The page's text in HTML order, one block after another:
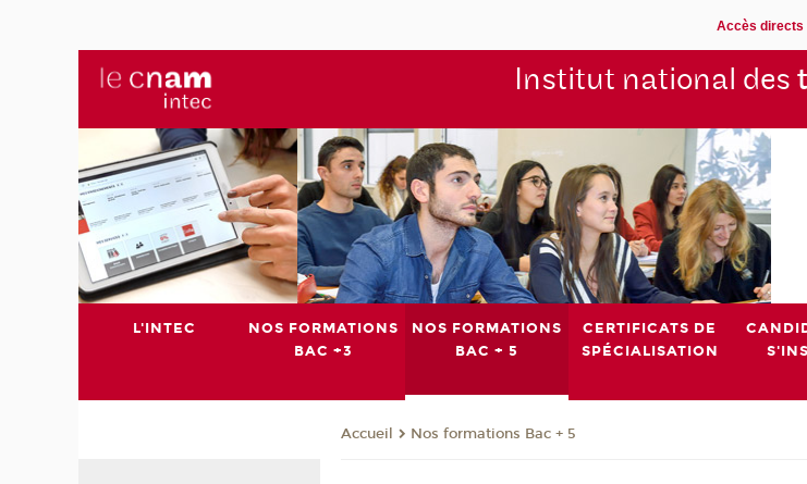
Accès directs
Institut national des
L'INTEC
NOS FORMATIONS
BAC +3
NOS FORMATIONS
BAC + 5
CERTIFICATS DE
SPÉCIALISATION
Accueil Nos formations Bac + 5